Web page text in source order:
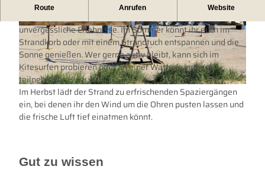
© Tourismus GmbH Gemeinde Dornum |
© Lars Wehrmann © 1top.it |CC-BY
Route Anrufen Website
Strand Dornumersiel
unvergessliche Erlebnisse. Im Sommer könnt ihr euch im
Strandkorb oder mit einem Strandtuch entspannen und die
Sonne genießen. Wer gerne aktiv bleibt, kann sich im
Kitesurfen probieren oder an einer Watterkundung
teilnehmen.
Im Herbst lädt der Strand zu erfrischenden Spaziergängen
ein, bei denen ihr den Wind um die Ohren pusten lassen und
die frische Luft tief einatmen könnt.
Gut zu wissen